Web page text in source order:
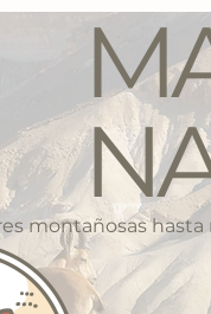
montañosas